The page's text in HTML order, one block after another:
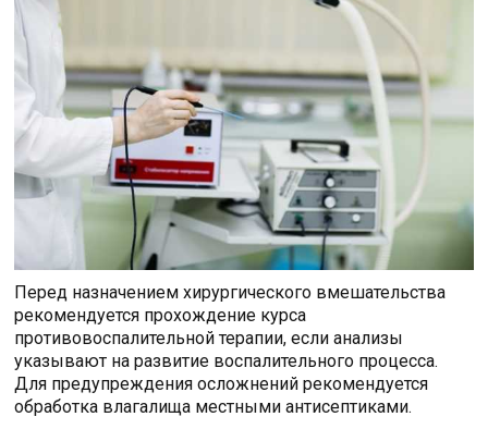
Перед назначением хирургического вмешательства
рекомендуется прохождение курса
противовоспалительной терапии, если анализы
указывают на развитие воспалительного процесса.
Для предупреждения осложнений рекомендуется
обработка влагалища местными антисептиками.